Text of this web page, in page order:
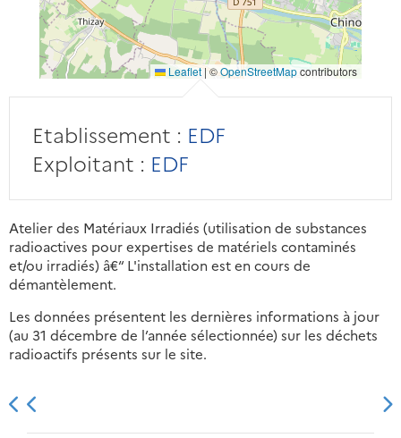
Leaflet| ©OpenStreetMapcontributors
Etablissement : EDF
Exploitant : EDF
Atelier des Matériaux Irradiés (utilisation de substances
radioactives pour expertises de matériels contaminés
et/ou irradiés) â€“ L'installation est en cours de
démantèlement.
Les données présentent les dernières informations à jour
(au 31 décembre de l’année sélectionnée) sur les déchets
radioactifs présents sur le site.